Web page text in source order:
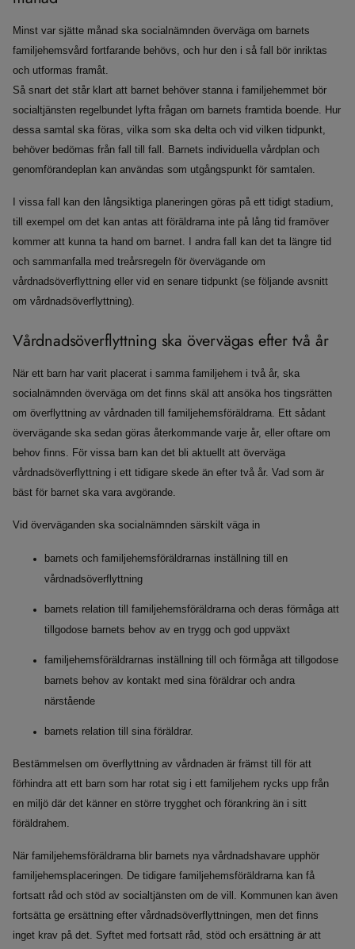
Minst var sjätte månad ska socialnämnden överväga om barnets
familjehemsvård fortfarande behövs, och hur den i så fall bör inriktas
och utformas framåt.
Så snart det står klart att barnet behöver stanna i familjehemmet bör
socialtjänsten regelbundet lyfta frågan om barnets framtida boende. Hur
dessa samtal ska föras, vilka som ska delta och vid vilken tidpunkt,
behöver bedömas från fall till fall. Barnets individuella vårdplan och
genomförandeplan kan användas som utgångspunkt för samtalen.
I vissa fall kan den långsiktiga planeringen göras på ett tidigt stadium,
till exempel om det kan antas att föräldrarna inte på lång tid framöver
kommer att kunna ta hand om barnet. I andra fall kan det ta längre tid
och sammanfalla med treårsregeln för övervägande om
vårdnadsöverflyttning eller vid en senare tidpunkt (se följande avsnitt
om vårdnadsöverflyttning).
Vårdnadsöverflyttning ska övervägas efter två år
När ett barn har varit placerat i samma familjehem i två år, ska
socialnämnden överväga om det finns skäl att ansöka hos tingsrätten
om överflyttning av vårdnaden till familjehemsföräldrarna. Ett sådant
övervägande ska sedan göras återkommande varje år, eller oftare om
behov finns. För vissa barn kan det bli aktuellt att överväga
vårdnadsöverflyttning i ett tidigare skede än efter två år. Vad som är
bäst för barnet ska vara avgörande.
Vid överväganden ska socialnämnden särskilt väga in
barnets och familjehemsföräldrarnas inställning till en
vårdnadsöverflyttning
barnets relation till familjehemsföräldrarna och deras förmåga att
tillgodose barnets behov av en trygg och god uppväxt
familjehemsföräldrarnas inställning till och förmåga att tillgodose
barnets behov av kontakt med sina föräldrar och andra
närstående
barnets relation till sina föräldrar.
Bestämmelsen om överflyttning av vårdnaden är främst till för att
förhindra att ett barn som har rotat sig i ett familjehem rycks upp från
en miljö där det känner en större trygghet och förankring än i sitt
föräldrahem.
När familjehemsföräldrarna blir barnets nya vårdnadshavare upphör
familjehemsplaceringen. De tidigare familjehemsföräldrarna kan få
fortsatt råd och stöd av socialtjänsten om de vill. Kommunen kan även
fortsätta ge ersättning efter vårdnadsöverflyttningen, men det finns
inget krav på det. Syftet med fortsatt råd, stöd och ersättning är att